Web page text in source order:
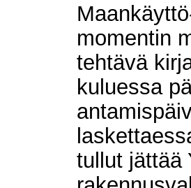
momentin
tehtävä
kuluessa
tullut jättää